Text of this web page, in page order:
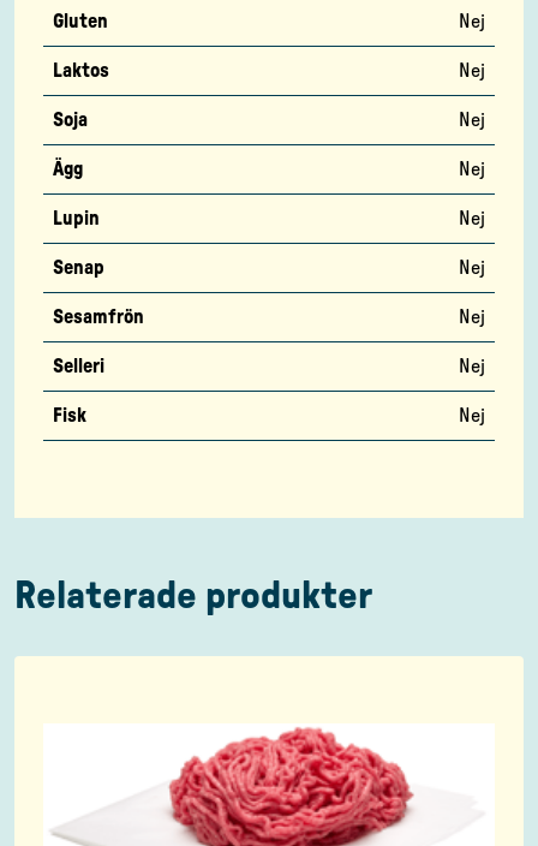
Gluten Nej
Laktos Nej
Soja Nej
Ägg Nej
Lupin Nej
Senap Nej
Sesamfrön Nej
Selleri Nej
Fisk Nej
Relaterade produkter